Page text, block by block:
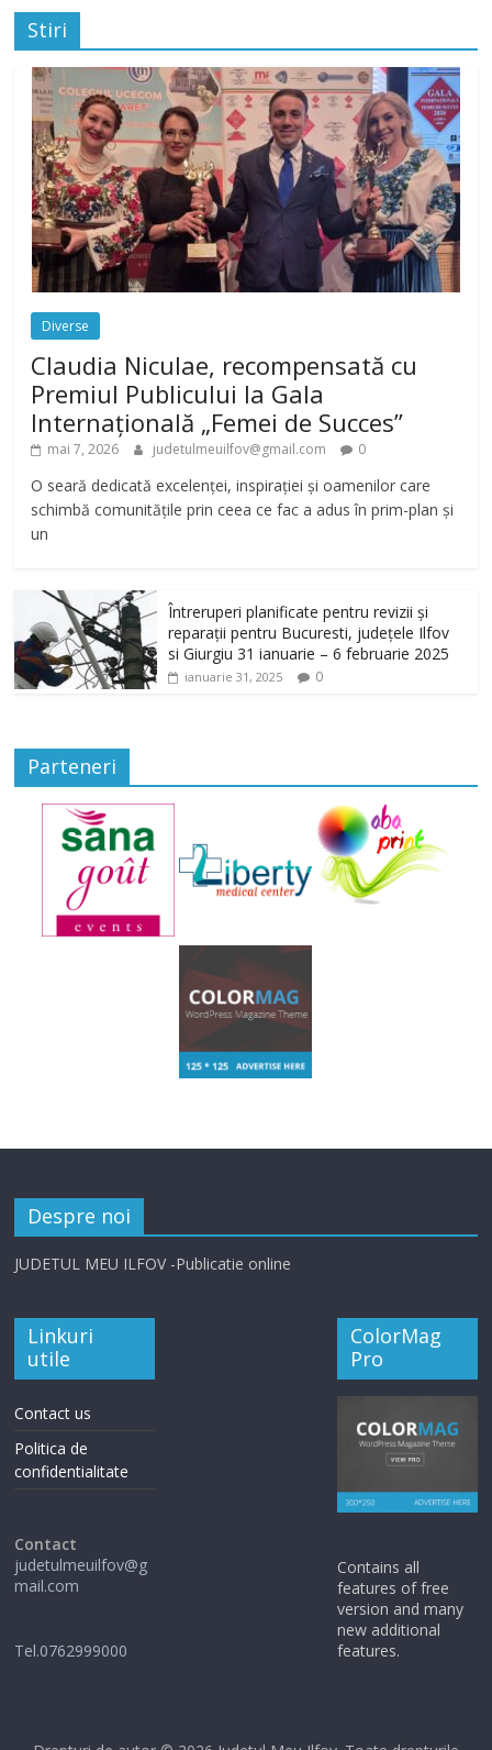
Stiri
Diverse
Claudia Niculae, recompensată cu
Premiul Publicului la Gala
Internațională „Femei de Succes”
mai 7, 2026 judetulmeuilfov@gmail.com 0
O seară dedicată excelenței, inspirației și oamenilor care
schimbă comunitățile prin ceea ce fac a adus în prim-plan și
un
Întreruperi planificate pentru revizii și
reparații pentru Bucuresti, județele Ilfov
si Giurgiu 31 ianuarie – 6 februarie 2025
ianuarie 31, 2025 0
Parteneri
Despre noi
JUDETUL MEU ILFOV -Publicatie online
Linkuri
utile
Contact us
Politica de
confidentialitate
Contact
judetulmeuilfov@g
mail.com
Tel.0762999000
ColorMag
Pro
Contains all
features of free
version and many
new additional
features.